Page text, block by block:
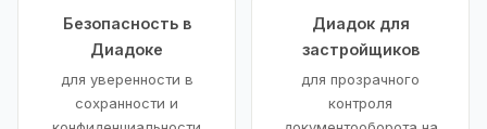
Безопасность в
Диадоке
для уверенности в
сохранности и
Диадок для
застройщиков
для прозрачного
контроля